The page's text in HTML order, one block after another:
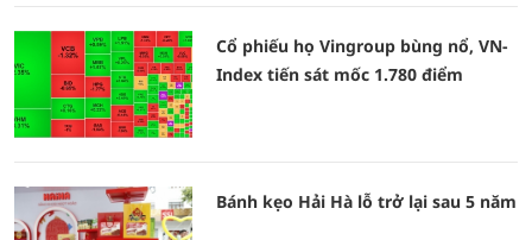
Cổ phiếu họ Vingroup bùng nổ, VN-
Index tiến sát mốc 1.780 điểm
Bánh kẹo Hải Hà lỗ trở lại sau 5 năm